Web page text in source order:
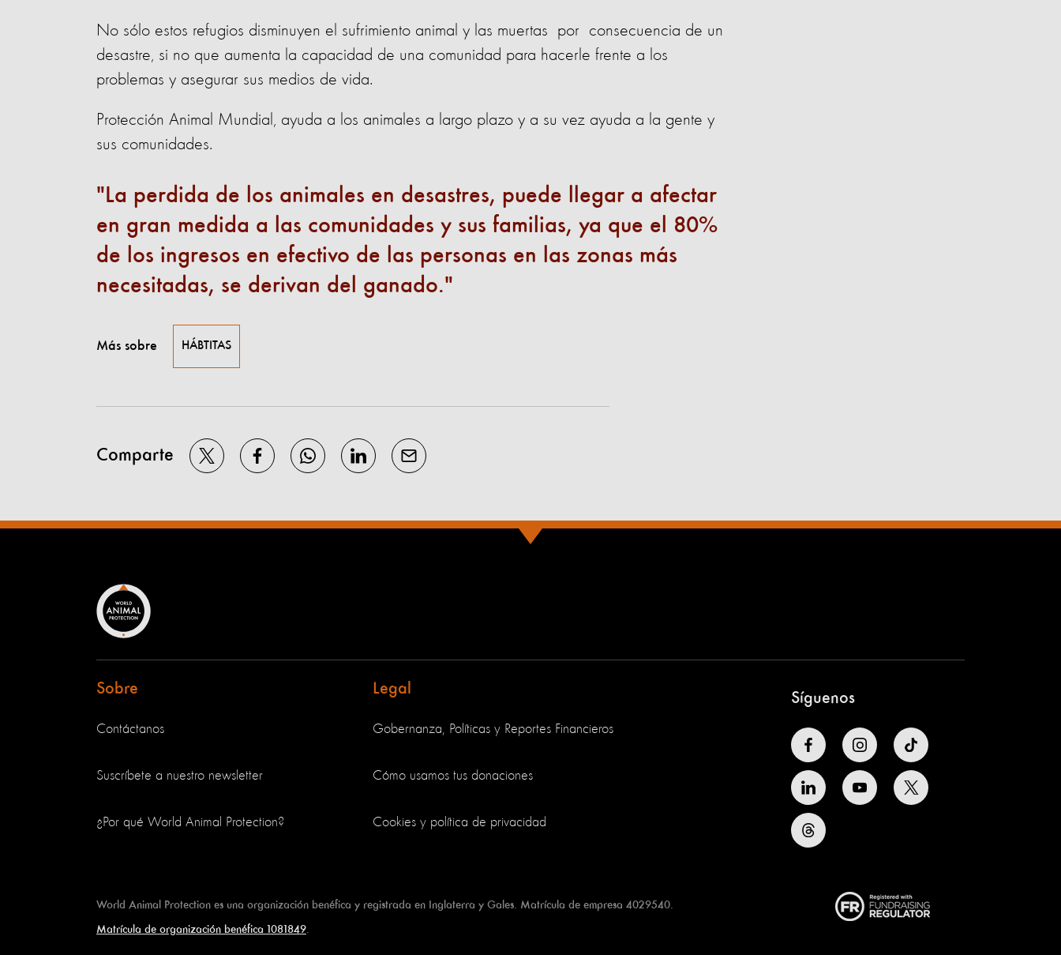
No sólo estos refugios disminuyen el sufrimiento animal y las muertas por consecuencia de un
desastre, si no que aumenta la capacidad de una comunidad para hacerle frente a los
problemas y asegurar sus medios de vida.
Protección Animal Mundial, ayuda a los animales a largo plazo y a su vez ayuda a la gente y
sus comunidades.
La perdida de los animales en desastres, puede llegar a afectar
en gran medida a las comunidades y sus familias, ya que el 80%
de los ingresos en efectivo de las personas en las zonas más
necesitadas, se derivan del ganado.
Más sobre HÁBTITAS
Comparte
Sobre
Contáctanos
Suscríbete a nuestro newsletter
¿Por qué World Animal Protection?
Legal
Gobernanza, Políticas y Reportes Financieros
Cómo usamos tus donaciones
Cookies y política de privacidad
Síguenos
World Animal Protection es una organización benéfica y registrada en Inglaterra y Gales. Matrícula de empresa 4029540.
Matrícula de organización benéfica 1081849.